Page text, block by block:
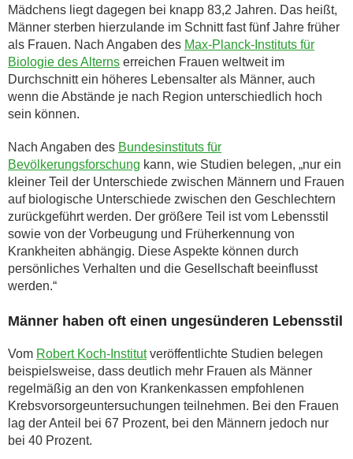
Mädchens liegt dagegen bei knapp 83,2 Jahren. Das heißt,
Männer sterben hierzulande im Schnitt fast fünf Jahre früher
als Frauen. Nach Angaben des Max-Planck-Instituts für
Biologie des Alterns erreichen Frauen weltweit im
Durchschnitt ein höheres Lebensalter als Männer, auch
wenn die Abstände je nach Region unterschiedlich hoch
sein können.
Nach Angaben des Bundesinstituts für
Bevölkerungsforschung kann, wie Studien belegen, „nur ein
kleiner Teil der Unterschiede zwischen Männern und Frauen
auf biologische Unterschiede zwischen den Geschlechtern
zurückgeführt werden. Der größere Teil ist vom Lebensstil
sowie von der Vorbeugung und Früherkennung von
Krankheiten abhängig. Diese Aspekte können durch
persönliches Verhalten und die Gesellschaft beeinflusst
werden.“
Männer haben oft einen ungesünderen Lebensstil
Vom Robert Koch-Institutveröffentlichte Studien belegen
beispielsweise, dass deutlich mehr Frauen als Männer
regelmäßig an den von Krankenkassen empfohlenen
Krebsvorsorgeuntersuchungen teilnehmen. Bei den Frauen
lag der Anteil bei 67 Prozent, bei den Männern jedoch nur
bei 40 Prozent.